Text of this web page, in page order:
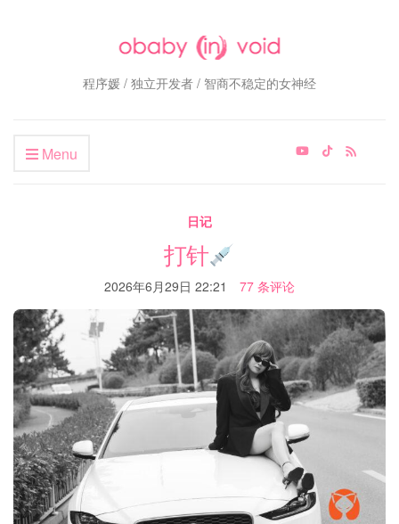
程序媛 / 独立开发者 / 智商不稳定的女神经
Menu
日记
打针
2026年6月29日 22:21 77 条评论